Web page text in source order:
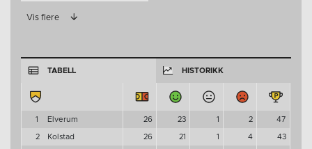
Vis flere
TABELL HISTORIKK
1 Elverum 26 23 1 2 47
2 Kolstad 26 21 1 4 43